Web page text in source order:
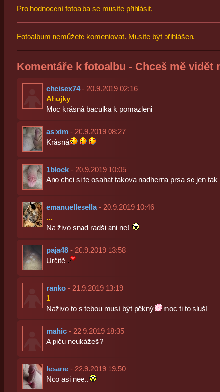
Pro hodnocení fotoalba se musíte přihlásit.
Fotoalbum nemůžete komentovat. Musíte být přihlášen.
Komentáře k fotoalbu - Chceš mě vidět
chcisex74- 20.9.2019 02:16
Ahojky
Moc krásná baculka k pomazleni
asixim- 20.9.2019 08:27
Krásná
1block- 20.9.2019 10:05
Ano chci si te osahat takova nadherna prsa se jen tak
emanuellesella- 20.9.2019 10:46
...
Na živo snad radši ani ne!
paja48- 20.9.2019 13:58
Určitě
ranko- 21.9.2019 13:19
1
Naživo to s tebou musí být pěkný
moc ti to sluší
mahic- 22.9.2019 18:35
A piču neukážeš?
lesane- 22.9.2019 19:50
Noo asi nee..